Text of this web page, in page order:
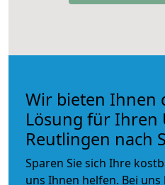
Wir bieten Ihnen
Lösung für Ihren
Reutlingen nach
Sparen Sie sich Ihre
uns Ihnen helfen. Bei